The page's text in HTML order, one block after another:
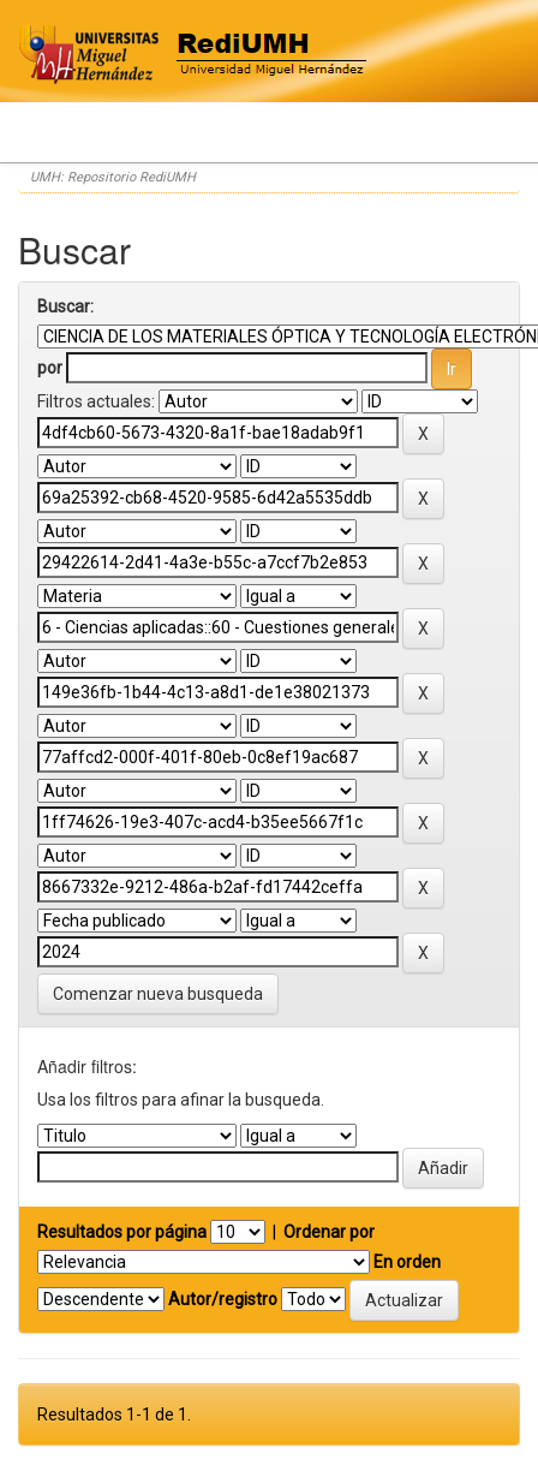
Skip
navigation
UMH: Repositorio RediUMH
Buscar
Buscar:
por
Filtros actuales:
Comenzar nueva busqueda
Añadir filtros:
Usa los filtros para afinar la busqueda.
Resultados por página
Ordenar por
En orden
Autor/registro
Resultados 1-1 de 1.